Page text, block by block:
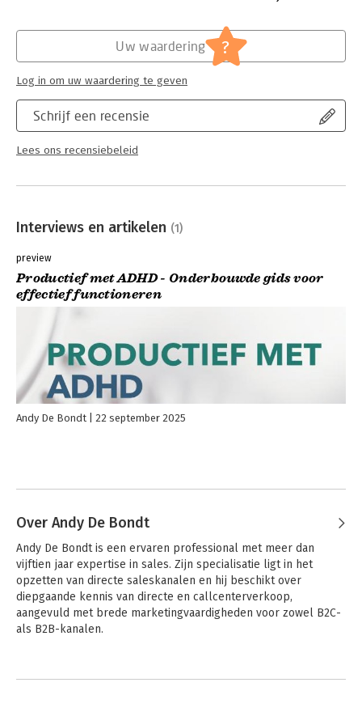
Schrijf een recensie
Lees ons recensiebeleid
Uw waardering ?
Log in om uw waardering te geven
Interviews en artikelen (1)
preview
Productief met ADHD - Onderbouwde gids voor
effectief functioneren
Andy De Bondt 22 september 2025
Over Andy De Bondt
Andy De Bondt is een ervaren professional met meer dan
vijftien jaar expertise in sales. Zijn specialisatie ligt in het
opzetten van directe saleskanalen en hij beschikt over
diepgaande kennis van directe en callcenterverkoop,
aangevuld met brede marketingvaardigheden voor zowel B2C-
als B2B-kanalen.
verkoopstrategieën en het behalen van groeidoelen heeft hij
Andere boeken door Andy De Bondt